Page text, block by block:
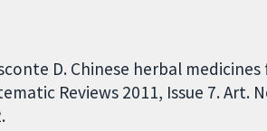
D. Chinese herbal
Reviews 2011, Issue 7. Art.